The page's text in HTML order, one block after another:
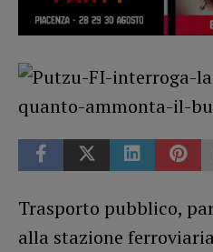
Trasporto pubblico,
alla stazione